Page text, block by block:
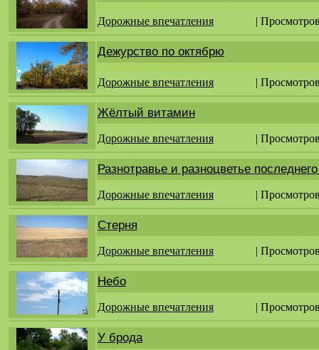
Дорожные впечатления |
Дежурство по октябрю
Дорожные впечатления |
Жёлтый витамин
Дорожные впечатления |
Разнотравье и разноцветье
Дорожные впечатления |
Стерня
Дорожные впечатления |
Небо
Дорожные впечатления |
У брода